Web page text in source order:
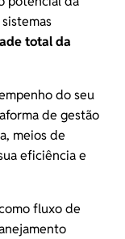
total da
do seu
de gestão
meios de
eficiência e
fluxo de